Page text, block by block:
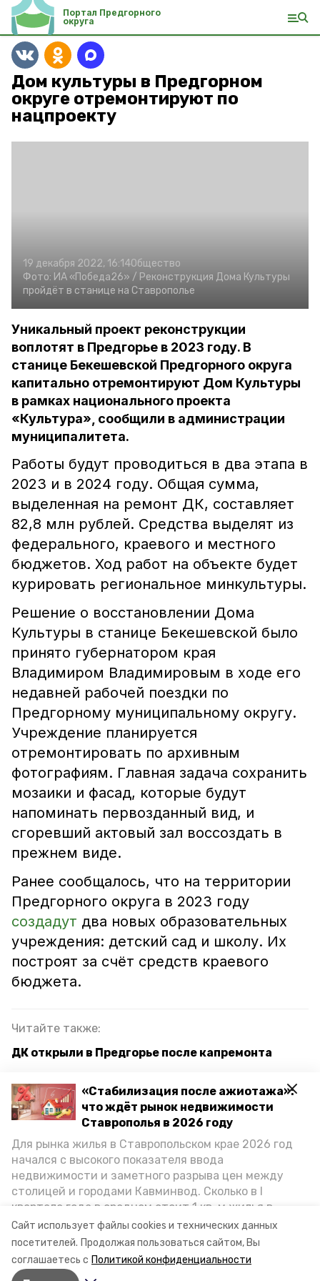
Сайт использует файлы cookies и технических данных
посетителей. Продолжая пользоваться сайтом, Вы
соглашаетесь с Политикой конфиденциальности
«Стабилизация после ажиотажа»:
что ждёт рынок недвижимости
Ставрополья в 2026 году
Для рынка жилья в Ставропольском крае 2026 год
начался с высокого показателя ввода
недвижимости и заметного разрыва цен между
столицей и городами Кавминвод. Сколько в I
квартале года в среднем стоит 1 кв. м жилья в
городах и округах региона, как изменился спрос на
первичку и вторичку, какова себестоимость
стройки собственного жилья в этом году и какие
прогнозы о стоимости квадратных метров дают
Портал Предгорного
округа
Дом культуры в Предгорном
округе отремонтируют по
нацпроекту
19 декабря 2022, 16:14Общество
Фото: ИА «Победа26» / Реконструкция Дома Культуры
пройдёт в станице на Ставрополье
Уникальный проект реконструкции
воплотят в Предгорье в 2023 году. В
станице Бекешевской Предгорного округа
капитально отремонтируют Дом Культуры
в рамках национального проекта
«Культура», сообщили в администрации
муниципалитета.
Работы будут проводиться в два этапа в
2023 и в 2024 году. Общая сумма,
выделенная на ремонт ДК, составляет
82,8 млн рублей. Средства выделят из
федерального, краевого и местного
бюджетов. Ход работ на объекте будет
курировать региональное минкультуры.
Решение о восстановлении Дома
Культуры в станице Бекешевской было
принято губернатором края
Владимиром Владимировым в ходе его
недавней рабочей поездки по
Предгорному муниципальному округу.
Учреждение планируется
отремонтировать по архивным
фотографиям. Главная задача сохранить
мозаики и фасад, которые будут
напоминать первозданный вид, и
сгоревший актовый зал воссоздать в
прежнем виде.
Ранее сообщалось, что на территории
Предгорного округа в 2023 году
создадут два новых образовательных
учреждения: детский сад и школу. Их
построят за счёт средств краевого
бюджета.
Читайте также:
ДК открыли в Предгорье после капремонта
округа вручили награды минпросвещения
России
Два фельдшерско-акушерских пункта начали
строить в Предгорном округе
дом культуры культура
станица бекешевская реконструкция
нацпроект "культура"